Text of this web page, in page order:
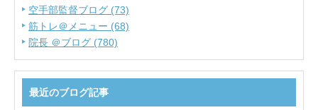
空手部監督ブログ (73)
筋トレ＠メニュー (68)
院長 ＠ブログ (780)
最近のブログ記事